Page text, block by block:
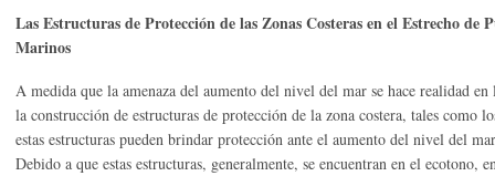
Las Estructuras de Protección de las Zonas Costeras en el Estrecho de
Marinos
A medida que la amenaza del aumento del nivel del mar se hace realidad
la construcción de estructuras de protección de la zona costera, tales
estas estructuras pueden brindar protección ante el aumento del nivel del
Debido a que estas estructuras, generalmente, se encuentran en el